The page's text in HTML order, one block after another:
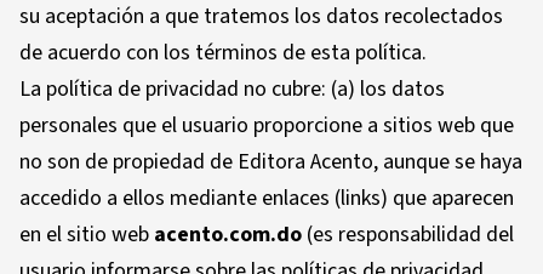
su aceptación a que tratemos los datos recolectados
de acuerdo con los términos de esta política.
La política de privacidad no cubre: (a) los datos
personales que el usuario proporcione a sitios web que
no son de propiedad de Editora Acento, aunque se haya
accedido a ellos mediante enlaces (links) que aparecen
en el sitio web acento.com.do (es responsabilidad del